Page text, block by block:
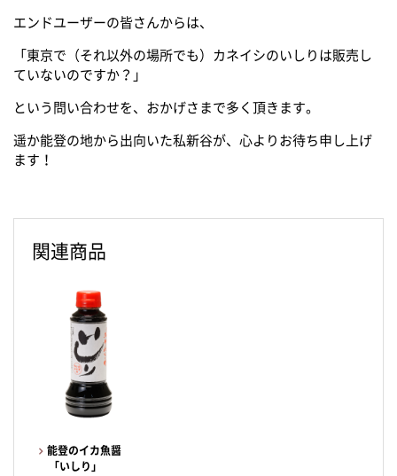
エンドユーザーの皆さんからは、
「東京で（それ以外の場所でも）カネイシのいしりは販売し
ていないのですか？」
という問い合わせを、おかげさまで多く頂きます。
遥か能登の地から出向いた私新谷が、心よりお待ち申し上げ
ます！
関連商品
能登のイカ魚醤
「いしり」